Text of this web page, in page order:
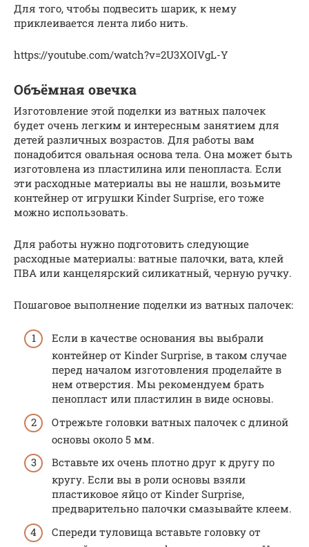
Для того, чтобы подвесить шарик, к нему
приклеивается лента либо нить.
https://youtube.com/watch?v=2U3XOIVgL-Y
Объёмная овечка
Изготовление этой поделки из ватных палочек
будет очень легким и интересным занятием для
детей различных возрастов. Для работы вам
понадобится овальная основа тела. Она может быть
изготовлена из пластилина или пенопласта. Если
эти расходные материалы вы не нашли, возьмите
контейнер от игрушки Kinder Surprise, его тоже
можно использовать.
Для работы нужно подготовить следующие
расходные материалы: ватные палочки, вата, клей
ПВА или канцелярский силикатный, черную ручку.
Пошаговое выполнение поделки из ватных палочек:
Если в качестве основания вы выбрали
контейнер от Kinder Surprise, в таком случае
перед началом изготовления проделайте в
нем отверстия. Мы рекомендуем брать
пенопласт или пластилин в виде основы.
Отрежьте головки ватных палочек с длиной
основы около 5 мм.
Вставьте их очень плотно друг к другу по
кругу. Если вы в роли основы взяли
пластиковое яйцо от Kinder Surprise,
предварительно палочки смазывайте клеем.
Спереди туловища вставьте головку от